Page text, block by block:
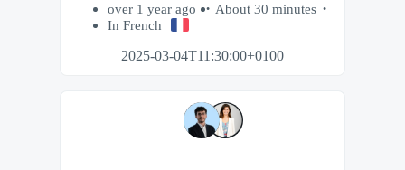
over 1 year ago
About 30 minutes
In French
2025-03-04T11:30:00+0100